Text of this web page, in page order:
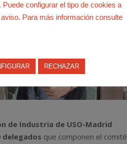
de Industria de USO-Madrid
delegados que componen el comité
configurar el tipo de cookies a
Para más información consulte
RECHAZAR